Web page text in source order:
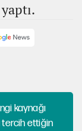
kaynağı
tercih ettiğin